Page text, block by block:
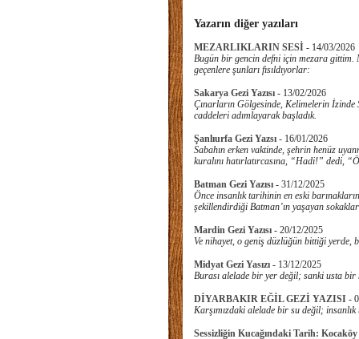
Yazarın diğer yazıları
MEZARLIKLARIN SESİ - 14/03/2026
Bugün bir gencin defni için mezara
geçenlere şunları fısıldıyorlar:
Sakarya Gezi Yazısı - 13/02/2026
Çınarların Gölgesinde, Kelimelerin İzinde
caddeleri adımlayarak başladık.
Şanlıurfa Gezi Yazsı - 16/01/2026
Sabahın erken vaktinde, şehrin henüz
kuralını hatırlatırcasına, “Hadi!” dedi,
Batman Gezi Yazısı - 31/12/2025
Önce insanlık tarihinin en eski
şekillendirdiği Batman’ın yaşayan
Mardin Gezi Yazısı - 20/12/2025
Ve nihayet, o geniş düzlüğün bittiği yerde,
Midyat Gezi Yasızı - 13/12/2025
Burası alelade bir yer değil; sanki usta bir
DİYARBAKIR EĞİL GEZİ YAZISI -
Karşımızdaki alelade bir su değil;
Sessizliğin Kucağındaki Tarih: Kocaköy